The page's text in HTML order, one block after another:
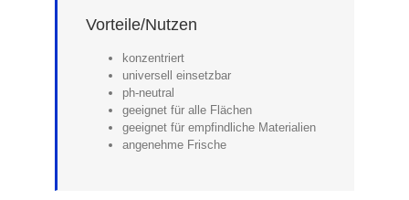
Vorteile/Nutzen
konzentriert
universell einsetzbar
ph-neutral
geeignet für alle Flächen
geeignet für empfindliche Materialien
angenehme Frische